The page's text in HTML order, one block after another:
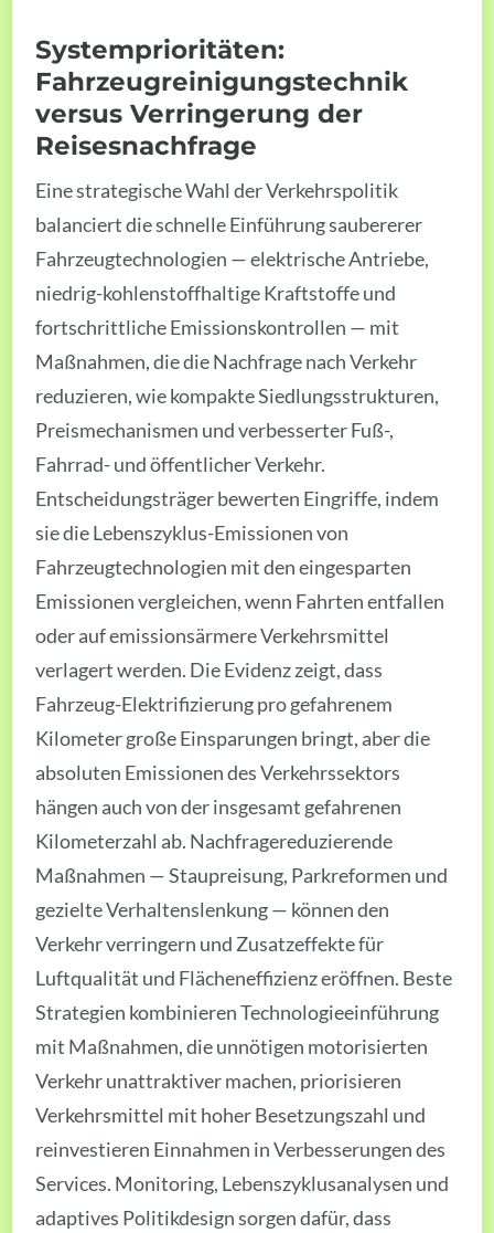
Systemprioritäten:
Fahrzeugreinigungstechnik
versus Verringerung der
Reisesnachfrage
Eine strategische Wahl der Verkehrspolitik
balanciert die schnelle Einführung saubererer
Fahrzeugtechnologien — elektrische Antriebe,
niedrig-kohlenstoffhaltige Kraftstoffe und
fortschrittliche Emissionskontrollen — mit
Maßnahmen, die die Nachfrage nach Verkehr
reduzieren, wie kompakte Siedlungsstrukturen,
Preismechanismen und verbesserter Fuß-,
Fahrrad- und öffentlicher Verkehr.
Entscheidungsträger bewerten Eingriffe, indem
sie die Lebenszyklus-Emissionen von
Fahrzeugtechnologien mit den eingesparten
Emissionen vergleichen, wenn Fahrten entfallen
oder auf emissionsärmere Verkehrsmittel
verlagert werden. Die Evidenz zeigt, dass
Fahrzeug-Elektrifizierung pro gefahrenem
Kilometer große Einsparungen bringt, aber die
absoluten Emissionen des Verkehrssektors
hängen auch von der insgesamt gefahrenen
Kilometerzahl ab. Nachfragereduzierende
Maßnahmen — Staupreisung, Parkreformen und
gezielte Verhaltenslenkung — können den
Verkehr verringern und Zusatzeffekte für
Luftqualität und Flächeneffizienz eröffnen. Beste
Strategien kombinieren Technologieeinführung
mit Maßnahmen, die unnötigen motorisierten
Verkehr unattraktiver machen, priorisieren
Verkehrsmittel mit hoher Besetzungszahl und
reinvestieren Einnahmen in Verbesserungen des
Services. Monitoring, Lebenszyklusanalysen und
adaptives Politikdesign sorgen dafür, dass